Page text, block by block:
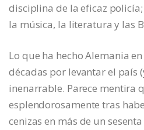
disciplina de la eficaz
la música, la literatura y las
Lo que ha hecho Alemania
décadas por levantar el país
inenarrable. Parece mentira
esplendorosamente tras
cenizas en más de un